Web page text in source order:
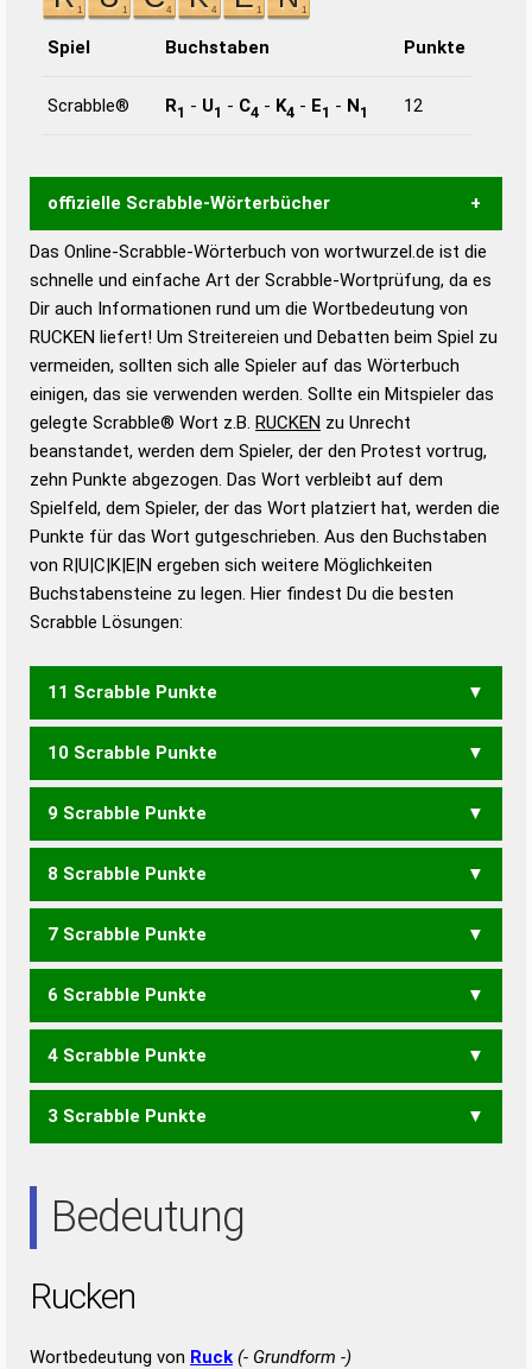
Spiel Buchstaben Punkte
Scrabble® R1 - U1 - C4 - K4 - E1 - N1 12
offizielle Scrabble-Wörterbücher
Wortwurzel liefert mit Hilfe eines semantischen
Wortanalyse-Algorithmus gute Anhaltspunkte zu
Wortbedeutung, Worttrennung und Wortform, um die
Gültigkeit eines Wortes für das Scrabble-Spiel zu
bestimmen!
zugelassene Turnier Scrabble-
Wörterbücher sind:
Duden – Standardwerk in 12 Bänden
Duden – Richtiges und gutes
Deutsch
Duden – Die deutsche Grammatik
Duden – Deutsches
Das Online-Scrabble-Wörterbuch von wortwurzel.de ist die
schnelle und einfache Art der Scrabble-Wortprüfung, da es
Dir auch Informationen rund um die Wortbedeutung von
RUCKEN liefert! Um Streitereien und Debatten beim Spiel zu
vermeiden, sollten sich alle Spieler auf das Wörterbuch
einigen, das sie verwenden werden. Sollte ein Mitspieler das
gelegte Scrabble® Wort z.B. RUCKEN zu Unrecht
beanstandet, werden dem Spieler, der den Protest vortrug,
zehn Punkte abgezogen. Das Wort verbleibt auf dem
Spielfeld, dem Spieler, der das Wort platziert hat, werden die
Punkte für das Wort gutgeschrieben. Aus den Buchstaben
von R|U|C|K|E|N ergeben sich weitere Möglichkeiten
Buchstabensteine zu legen. Hier findest Du die besten
Scrabble Lösungen:
11 Scrabble Punkte
NUCKE
10 Scrabble Punkte
NECK RECK
9 Scrabble Punkte
ECK
8 Scrabble Punkte
KUREN
7 Scrabble Punkte
ECRU KERN KREN KURE
6 Scrabble Punkte
CER CRU ECU KUR UNK
4 Scrabble Punkte
RUNE UREN URNE
3 Scrabble Punkte
Bedeutung
Rucken
Wortbedeutung von Ruck (- Grundform -)